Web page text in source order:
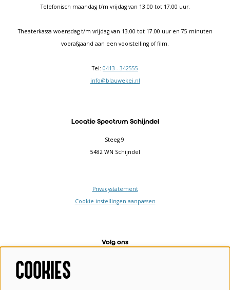
Telefonisch maandag t/m vrijdag van 13.00 tot 17.00 uur.
Theaterkassa woensdag t/m vrijdag van 13.00 tot 17.00 uur en 75 minuten
voorafgaand aan een voorstelling of film.
Tel: 0413 - 342555
info@blauwekei.nl
Locatie Spectrum Schijndel
Steeg 9
5482 WN Schijndel
Privacystatement
Cookie instellingen aanpassen
Volg ons
COOKIES